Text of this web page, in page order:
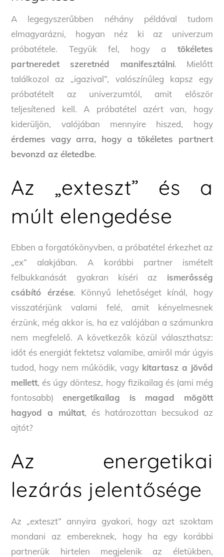
A legegyszerűbben néhány példával tudom
elmagyarázni, hogyan néz ki az univerzum
próbatétele. Tegyük fel, hogy a tökéletes
partneredet szeretnéd manifesztálni. Mielőtt
találkozol az „igazival”, valószínűleg kapsz egy
próbatételt az univerzumtól, amit először
teljesítened kell. A próbatétel azért van, hogy
kiderüljön, valójában mennyire hiszed, hogy
érdemes vagy arra, hogy a tökéletes partnert
bevonzd az életedbe.
Az „exteszt” és a
múlt elengedése
Ebben a forgatókönyvben, a próbatétel érkezhet az
„ex” alakjában. A korábbi partner ismételt
felbukkanását gyakran kíséri az ismerősség
csábító érzése. Könnyű lehetőséget kínál, hogy
visszatérjünk valami felé, amit kényelmesnek
érzünk, még akkor is, ha ez valójában a számunkra
nem megfelelő. A következők közül választhatsz:
időt és energiát fektetsz valamibe, amiről már úgyis
tudod, hogy nem működik, vagy kitartasz a jövőd
mellett, és úgy döntesz, hogy fizikailag és (ami még
fontosabb) energetikailag is magad mögött
hagyod a múltat, és határozottan becsukod az
ajtót?
Az energetikai
lezárás jelentősége
Az „exteszt” annyira gyakori, hogy azt szoktam
mondani az embereknek, hogy ha egy korábbi
partnerük hirtelen megjelenik az életükben,